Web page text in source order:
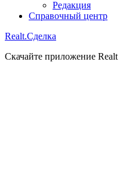
Редакция
Справочный центр
Realt.Сделка
Скачайте приложение Realt